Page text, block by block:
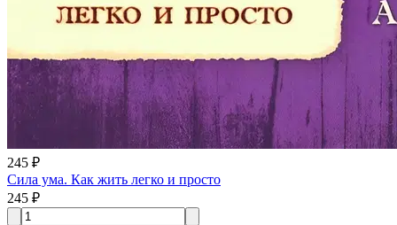
245 ₽
Сила ума. Как жить легко и просто
245 ₽